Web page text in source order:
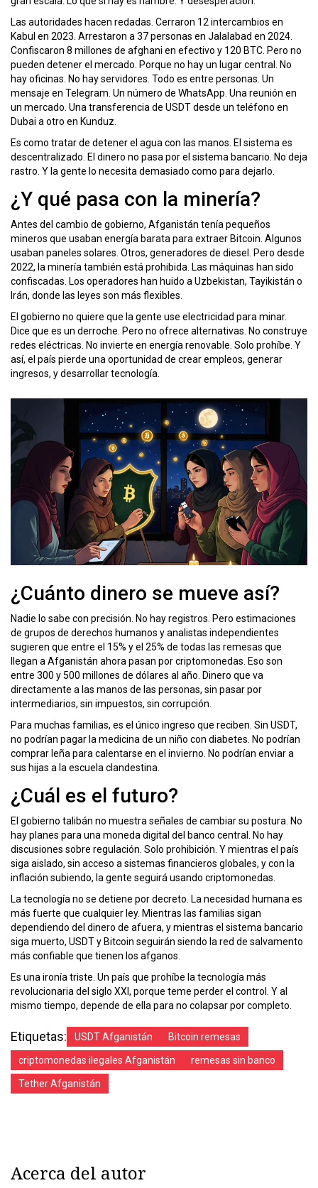
Las autoridades hacen redadas. Cerraron 12 intercambios en
Kabul en 2023. Arrestaron a 37 personas en Jalalabad en 2024.
Confiscaron 8 millones de afghani en efectivo y 120 BTC. Pero no
pueden detener el mercado. Porque no hay un lugar central. No
hay oficinas. No hay servidores. Todo es entre personas. Un
mensaje en Telegram. Un número de WhatsApp. Una reunión en
un mercado. Una transferencia de USDT desde un teléfono en
Dubai a otro en Kunduz.
Es como tratar de detener el agua con las manos. El sistema es
descentralizado. El dinero no pasa por el sistema bancario. No deja
rastro. Y la gente lo necesita demasiado como para dejarlo.
¿Y qué pasa con la minería?
Antes del cambio de gobierno, Afganistán tenía pequeños
mineros que usaban energía barata para extraer Bitcoin. Algunos
usaban paneles solares. Otros, generadores de diesel. Pero desde
2022, la minería también está prohibida. Las máquinas han sido
confiscadas. Los operadores han huido a Uzbekistan, Tayikistán o
Irán, donde las leyes son más flexibles.
El gobierno no quiere que la gente use electricidad para minar.
Dice que es un derroche. Pero no ofrece alternativas. No construye
redes eléctricas. No invierte en energía renovable. Solo prohíbe. Y
así, el país pierde una oportunidad de crear empleos, generar
ingresos, y desarrollar tecnología.
¿Cuánto dinero se mueve así?
Nadie lo sabe con precisión. No hay registros. Pero estimaciones
de grupos de derechos humanos y analistas independientes
sugieren que entre el 15% y el 25% de todas las remesas que
llegan a Afganistán ahora pasan por criptomonedas. Eso son
entre 300 y 500 millones de dólares al año. Dinero que va
directamente a las manos de las personas, sin pasar por
intermediarios, sin impuestos, sin corrupción.
Para muchas familias, es el único ingreso que reciben. Sin USDT,
no podrían pagar la medicina de un niño con diabetes. No podrían
comprar leña para calentarse en el invierno. No podrían enviar a
sus hijas a la escuela clandestina.
¿Cuál es el futuro?
El gobierno talibán no muestra señales de cambiar su postura. No
hay planes para una moneda digital del banco central. No hay
discusiones sobre regulación. Solo prohibición. Y mientras el país
siga aislado, sin acceso a sistemas financieros globales, y con la
inflación subiendo, la gente seguirá usando criptomonedas.
La tecnología no se detiene por decreto. La necesidad humana es
más fuerte que cualquier ley. Mientras las familias sigan
dependiendo del dinero de afuera, y mientras el sistema bancario
siga muerto, USDT y Bitcoin seguirán siendo la red de salvamento
más confiable que tienen los afganos.
Es una ironía triste. Un país que prohíbe la tecnología más
revolucionaria del siglo XXI, porque teme perder el control. Y al
mismo tiempo, depende de ella para no colapsar por completo.
Etiquetas: USDT Afganistán Bitcoin remesas
criptomonedas ilegales Afganistán remesas sin banco
Tether Afganistán
Acerca del autor